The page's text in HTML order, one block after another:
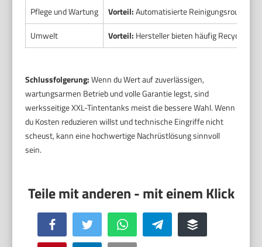
Pflege und Wartung Vorteil:Automatisierte
Umwelt
Vorteil: Hersteller bieten häufig
Schlussfolgerung:Wenn du Wert auf zuverlässigen,
wartungsarmen Betrieb und volle Garantie legst, sind
werksseitige XXL-Tintentanks meist die bessere Wahl. Wenn
du Kosten reduzieren willst und technische Eingriffe nicht
scheust, kann eine hochwertige Nachrüstlösung sinnvoll
sein.
Facebook Twitter WhatsApp Telegram Buffer